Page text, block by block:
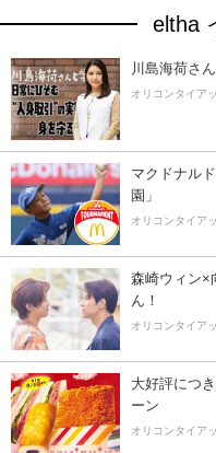
eltha
川島海荷さ
オリコンタイア
マクドナル
園」
オリコンタイア
森崎ウィン×
ん！
オリコンタイア
大好評につ
ーン
オリコンタイア